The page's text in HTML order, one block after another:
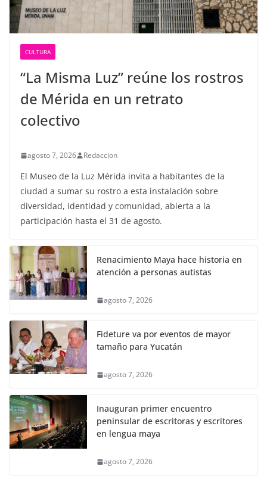
CULTURA
“La Misma Luz” reúne los rostros
de Mérida en un retrato
colectivo
agosto 7, 2026 Redaccion
El Museo de la Luz Mérida invita a habitantes de la
ciudad a sumar su rostro a esta instalación sobre
diversidad, identidad y comunidad, abierta a la
participación hasta el 31 de agosto.
Renacimiento Maya hace historia en
atención a personas autistas
agosto 7, 2026
Fideture va por eventos de mayor
tamaño para Yucatán
agosto 7, 2026
Inauguran primer encuentro
peninsular de escritoras y escritores
en lengua maya
agosto 7, 2026